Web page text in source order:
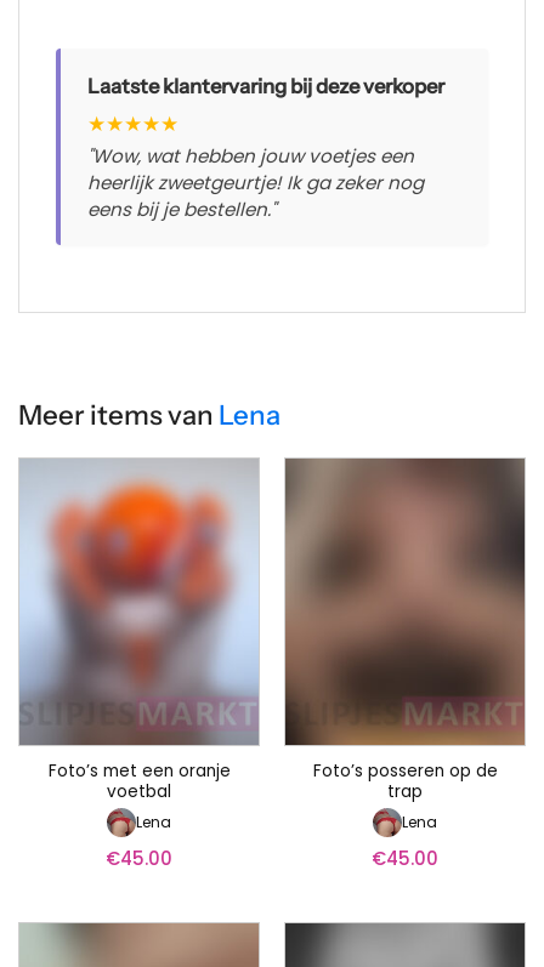
Laatste klantervaring bij deze verkoper
★★★★★
"Wow, wat hebben jouw voetjes een
heerlijk zweetgeurtje! Ik ga zeker nog
eens bij je bestellen."
Meer items van Lena
Foto’s met een oranje
voetbal
Lena
€45.00
Foto’s posseren op de
trap
Lena
€45.00